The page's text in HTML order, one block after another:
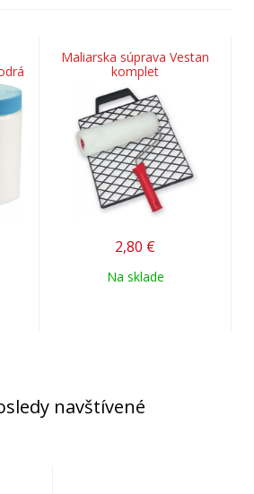
Maliarska súprava Vestan
komplet
2,80 €
Na sklade
navštívené